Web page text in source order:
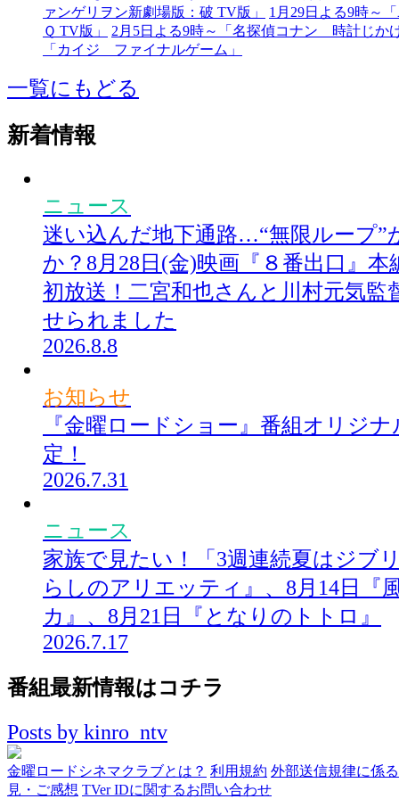
ァンゲリヲン新劇場版：破 TV版」
1月29日よる9時～
Ｑ TV版」
2月5日よる9時～「名探偵コナン 時計じか
「カイジ ファイナルゲーム」
一覧にもどる
新着情報
ニュース
迷い込んだ地下通路…“無限ループ”
か？8月28日(金)映画『８番出口』
初放送！二宮和也さんと川村元気
せられました
2026.8.8
お知らせ
『金曜ロードショー』番組オリジ
定！
2026.7.31
ニュース
家族で見たい！「3週連続夏はジブ
らしのアリエッティ』、8月14日『
カ』、8月21日『となりのトトロ』
2026.7.17
番組最新情報はコチラ
Posts by kinro_ntv
金曜ロードシネマクラブとは？ 利用規約 外部送信規律に係
見・ご感想 TVer IDに関するお問い合わせ